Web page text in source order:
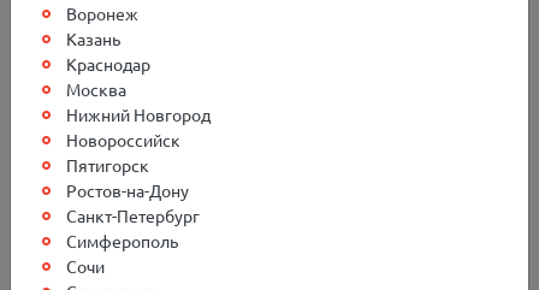
Отсутствие телефонной
связи в г. Санкт-Петербург
Уважаемые Клиенты, ООО «БСД» уведомляет
Вас об отсутствии телефонной связи в г. Санкт-
Петербург 20.12.2021 г. Поломка телефонной сети
Воронеж
Казань
Краснодар
Москва
Нижний Новгород
Новороссийск
Пятигорск
Ростов-на-Дону
Санкт-Петербург
Симферополь
Сочи